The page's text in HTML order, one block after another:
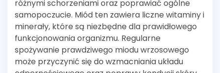
różnymi schorzeniami oraz poprawiać ogólne
samopoczucie. Miód ten zawiera liczne witaminy i
minerały, które są niezbędne dla prawidłowego
funkcjonowania organizmu. Regularne
spożywanie prawdziwego miodu wrzosowego
może przyczynić się do wzmacniania układu